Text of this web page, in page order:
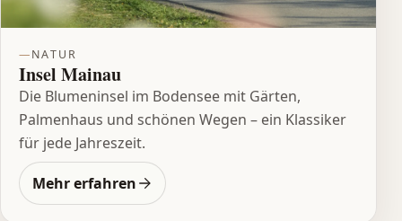
NATUR
Insel Mainau
Die Blumeninsel im Bodensee mit Gärten,
Palmenhaus und schönen Wegen – ein Klassiker
für jede Jahreszeit.
Mehr erfahren